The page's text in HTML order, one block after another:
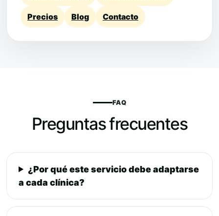
Precios Blog Contacto
FAQ
Preguntas frecuentes
¿Por qué este servicio debe adaptarse
a cada clínica?